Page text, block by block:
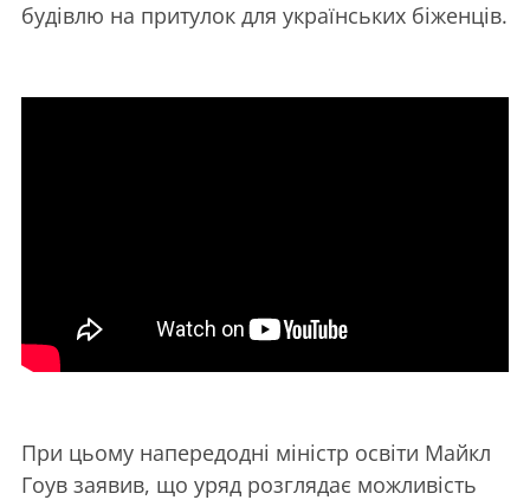
будівлю на притулок для українських біженців.
При цьому напередодні міністр освіти Майкл
Гоув заявив, що уряд розглядає можливість